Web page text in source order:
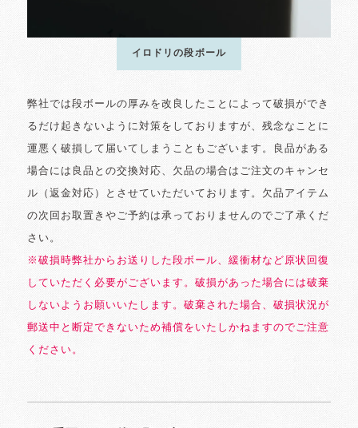
イロドリの段ボール
弊社では段ボールの厚みを改良したことによって破損ができ
るだけ起きないように対策をしておりますが、残念なことに
運悪く破損して届いてしまうこともございます。良品がある
場合には良品との交換対応、欠品の場合はご注文のキャンセ
ル（返金対応）とさせていただいております。欠品アイテム
の次回お取置きやご予約は承っておりませんのでご了承くだ
さい。
※破損時弊社からお送りした段ボール、緩衝材など原状回復
していただく必要がございます。破損があった場合には破棄
しないようお願いいたします。破棄された場合、破損状況が
郵送中と断定できないため補償をいたしかねますのでご注意
ください。